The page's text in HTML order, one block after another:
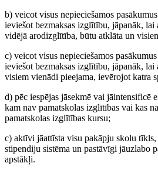
b) veicot visus nepieciešamos
ieviešot bezmaksas izglītību, jāpanāk,
vidējā arodizglītība, būtu atklāta un
c) veicot visus nepieciešamos
ieviešot bezmaksas izglītību, jāpanāk, lai
visiem vienādi pieejama, ievērojot katra
d) pēc iespējas jāsekmē vai jāintensificē
kam nav pamatskolas izglītības vai kas
pamatskolas izglītības kursu;
c) aktīvi jāattīsta visu pakāpju skolu tīkls,
stipendiju sistēma un pastāvīgi jāuzlabo
apstākļi.